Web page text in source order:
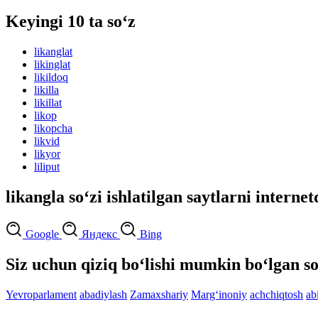
Keyingi 10 ta so‘z
likanglat
likinglat
likildoq
likilla
likillat
likop
likopcha
likvid
likyor
liliput
likangla so‘zi ishlatilgan saytlarni
Google Яндекс Bing
Siz uchun qiziq bo‘lishi mumkin bo‘lgan
Yevroparlament abadiylash Zamaxshariy Marg‘inoniy achchiqtosh